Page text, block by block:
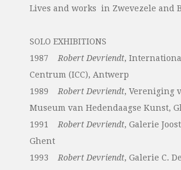
Lives and works in Zwevezele and
SOLO EXHIBITIONS
1987Robert Devriendt,
Centrum (ICC), Antwerp
1989Robert Devriendt, Vereniging
Museum van Hedendaagse Kunst,
1991Robert Devriendt, Galerie
Ghent
1993Robert Devriendt, Galerie C.